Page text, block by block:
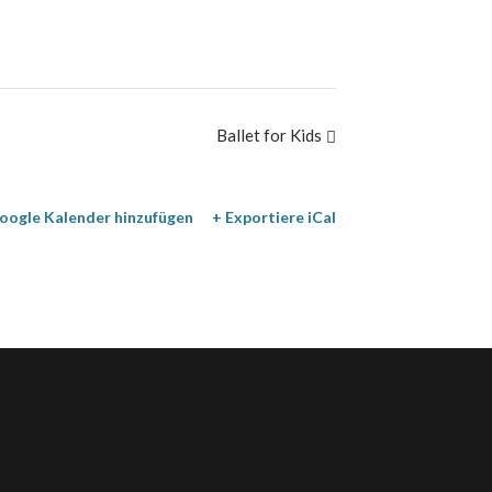
Ballet for Kids
Kalender hinzufügen + Exportiere iCal